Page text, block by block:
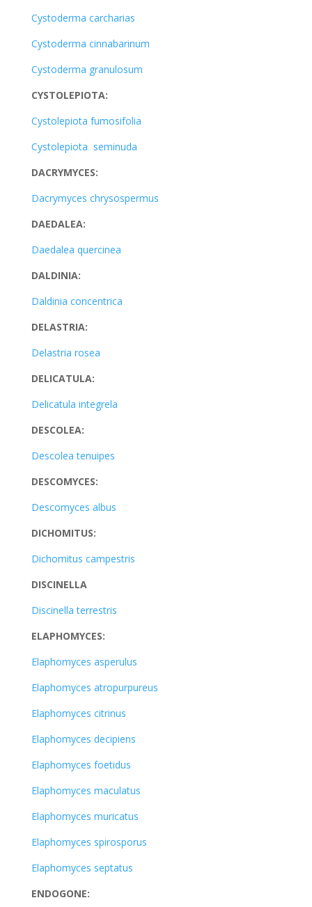
Cystoderma carcharias
Cystoderma cinnabarinum
Cystoderma granulosum
CYSTOLEPIOTA:
Cystolepiota fumosifolia
Cystolepiota seminuda
DACRYMYCES:
Dacrymyces chrysospermus
DAEDALEA:
Daedalea quercinea
DALDINIA:
Daldinia concentrica
DELASTRIA:
Delastria rosea
DELICATULA:
Delicatula integrela
DESCOLEA:
Descolea tenuipes
DESCOMYCES:
Descomyces albus
DICHOMITUS:
Dichomitus campestris
DISCINELLA
Discinella terrestris
ELAPHOMYCES:
Elaphomyces asperulus
Elaphomyces atropurpureus
Elaphomyces citrinus
Elaphomyces decipiens
Elaphomyces foetidus
Elaphomyces maculatus
Elaphomyces muricatus
Elaphomyces spirosporus
Elaphomyces septatus
ENDOGONE: